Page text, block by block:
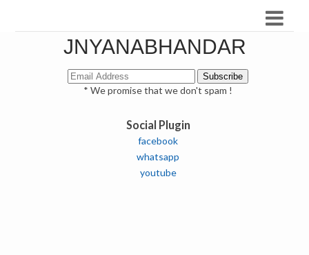
JNYANABHANDAR
* We promise that we don't spam !
Social Plugin
facebook
whatsapp
youtube